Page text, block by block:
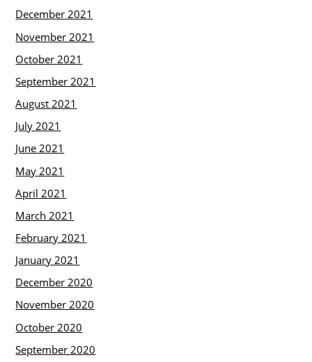
December 2021
November 2021
October 2021
September 2021
August 2021
July 2021
June 2021
May 2021
April 2021
March 2021
February 2021
January 2021
December 2020
November 2020
October 2020
September 2020